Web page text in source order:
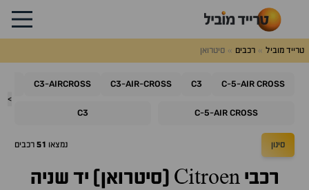
טרייד מוביל רכבים סיטרואן
>
C-5-AIR CROSS
C3
C3-AIR-CROSS
C3-AIRCROSS
C-5-AIR CROSS
C3
סינון נמצאו 51 רכבים
רכבי Citroen (סיטרואן) יד שניה